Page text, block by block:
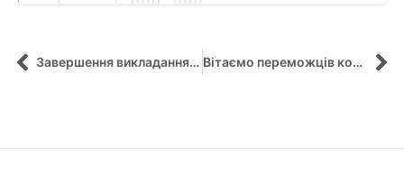
Завершення викладання курсу «Проєктний менеджмент ЄС» у межах модуля Жана Моне EU4SmartED Вітаємо переможців конкурсу «Педагогічні інновацій СумДУ» у 2024 році!